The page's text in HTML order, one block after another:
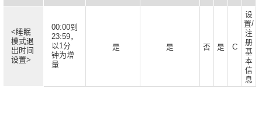
<睡眠
模式退
出时间
设置>
00:00到
23:59，
以1分
钟为增
量
是 是 否 是 C
设
置/
注
册
基
本
信
息